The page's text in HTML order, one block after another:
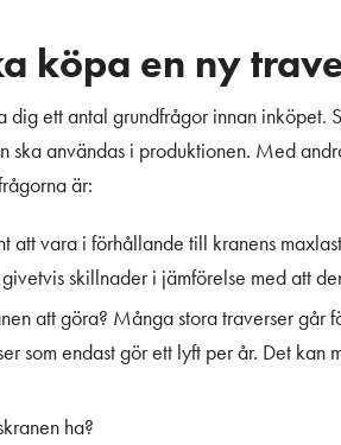
köpa en ny
ett antal grundfrågor innan inköpet.
användas i produktionen. Med
är:
att vara i förhållande till kranens
skillnader i jämförelse med att
att göra? Många stora traverser går
som endast gör ett lyft per år. Det kan
ha?